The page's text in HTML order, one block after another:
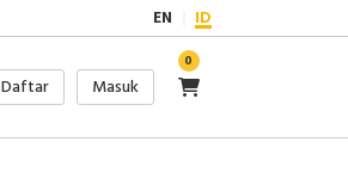
EN ID
Daftar Masuk
0